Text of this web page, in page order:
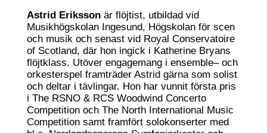
Astrid Erikssonär flöjtist, utbildad vid
Musikhögskolan Ingesund, Högskolan för scen
och musik och senast vid Royal Conservatoire
of Scotland, där hon ingick i Katherine Bryans
flöjtklass. Utöver engagemang i ensemble– och
orkesterspel framträder Astrid gärna som solist
och deltar i tävlingar. Hon har vunnit första pris
i The RSNO & RCS Woodwind Concerto
Competition och The North International Music
Competition samt framfört solokonserter med